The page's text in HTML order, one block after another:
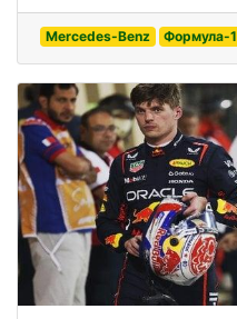
Mercedes-Benz Формула-1